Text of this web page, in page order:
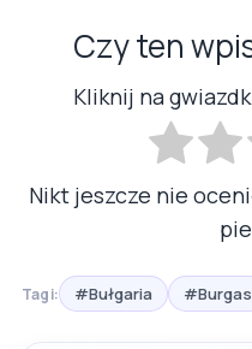
Czy ten
Kliknij na
Nikt jeszcze nie
Tagi: #Bułgaria #Burgas